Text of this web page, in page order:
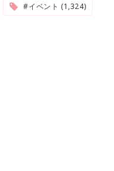
#イベント (1,324)